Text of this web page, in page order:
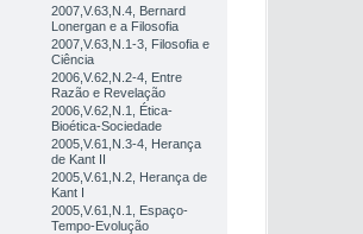
2007,V.63,N.4, Bernard
Lonergan e a Filosofia
2007,V.63,N.1-3, Filosofia e
Ciência
2006,V.62,N.2-4, Entre
Razão e Revelação
2006,V.62,N.1, Ética-
Bioética-Sociedade
2005,V.61,N.3-4, Herança
de Kant II
2005,V.61,N.2, Herança de
Kant I
2005,V.61,N.1, Espaço-
Tempo-Evolução